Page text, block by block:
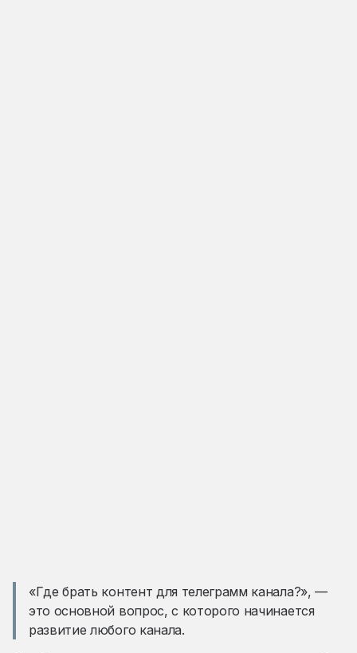
«Где брать контент для телеграмм канала?», —
это основной вопрос, с которого начинается
развитие любого канала.